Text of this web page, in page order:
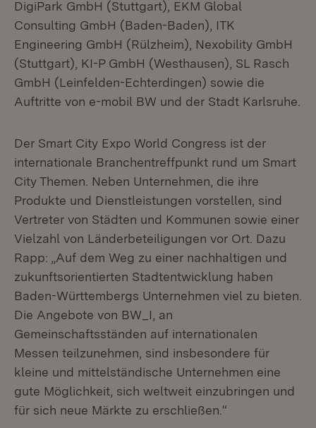
DigiPark GmbH (Stuttgart), EKM Global
Consulting GmbH (Baden-Baden), ITK
Engineering GmbH (Rülzheim), Nexobility GmbH
(Stuttgart), KI-P GmbH (Westhausen), SL Rasch
GmbH (Leinfelden-Echterdingen) sowie die
Auftritte von e-mobil BW und der Stadt Karlsruhe.
Der Smart City Expo World Congress ist der
internationale Branchentreffpunkt rund um Smart
City Themen. Neben Unternehmen, die ihre
Produkte und Dienstleistungen vorstellen, sind
Vertreter von Städten und Kommunen sowie einer
Vielzahl von Länderbeteiligungen vor Ort. Dazu
Rapp: „Auf dem Weg zu einer nachhaltigen und
zukunftsorientierten Stadtentwicklung haben
Baden-Württembergs Unternehmen viel zu bieten.
Die Angebote von BW_I, an
Gemeinschaftsständen auf internationalen
Messen teilzunehmen, sind insbesondere für
kleine und mittelständische Unternehmen eine
gute Möglichkeit, sich weltweit einzubringen und
für sich neue Märkte zu erschließen.“